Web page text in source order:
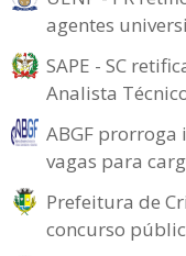
agentes
SAPE - SC
Analista
ABGF prorroga
vagas para
Prefeitura de
concurso